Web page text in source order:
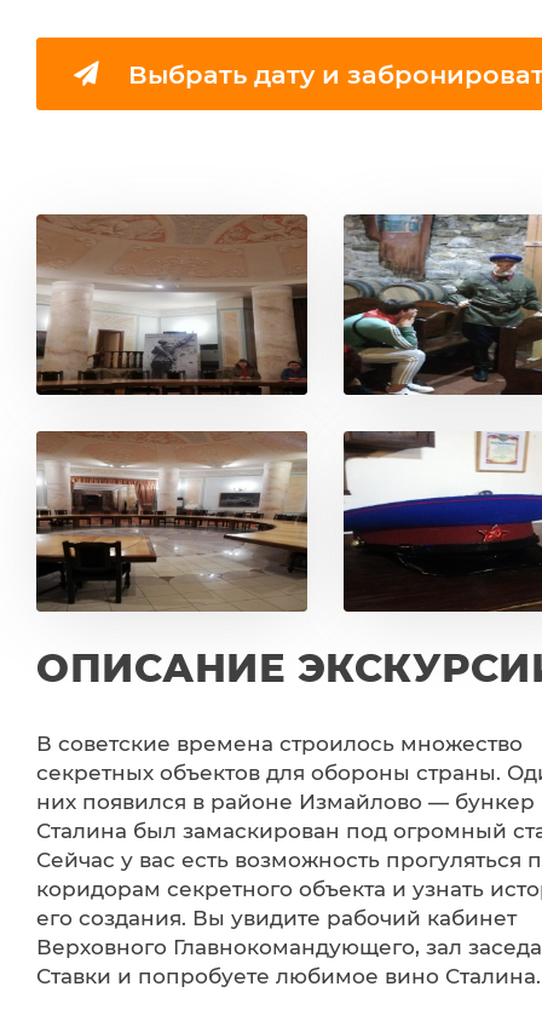
Выбрать дату и
ОПИСАНИЕ
В советские времена строилось множество
секретных объектов для обороны страны.
них появился в районе Измайлово — бункер
Сталина был замаскирован под огромный
Сейчас у вас есть возможность прогуляться
коридорам секретного объекта и узнать
его создания. Вы увидите рабочий кабинет
Верховного Главнокомандующего, зал
Ставки и попробуете любимое вино Сталина.